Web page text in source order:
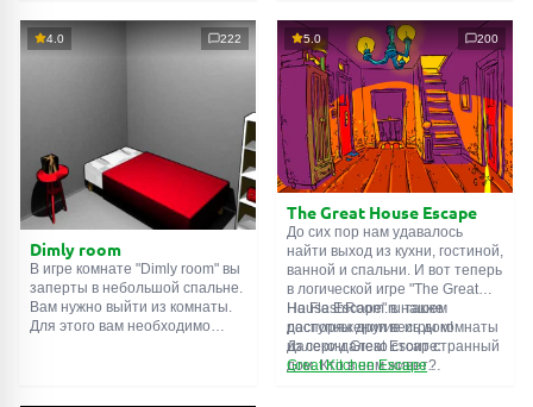
их, чтобы выйти. Выход из
одной комнаты является
смекалки попробуйте решить
все, приготовленные авторами
для вас, головоломки и найти
выход на свободу.
Внимательно осмотрите
помещение, возможно вы
сможете найти какие-нибудь
подсказки. Желаем удачи!
4.0 222
Dimly room
В игре комнате "Dimly room" вы
заперты в небольшой спальне.
Вам нужно выйти из комнаты.
Для этого вам необходимо
5.0 200
The Great House Escape
До сих пор нам удавалось
найти выход из кухни, гостиной,
ванной и спальни. И вот теперь
в логической игре "The Great
House Escape" в нашем
распоряжении весь дом!
Далеко-далеко стоит странный
дом. Кто в нем живет?
На FlashRoom.ru также
доступны другие игры комнаты
из серии Great Escape:
Great Kitchen Escape